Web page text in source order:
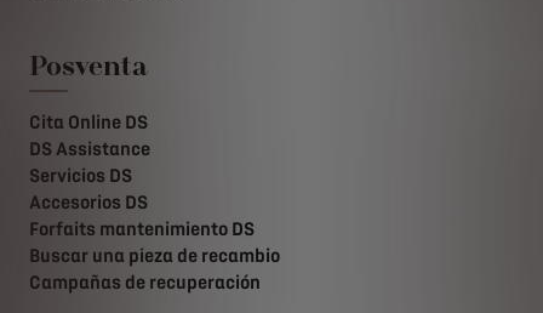
Posventa
Cita Online DS
DS Assistance
Servicios DS
Accesorios DS
Forfaits mantenimiento DS
Buscar una pieza de recambio
Campañas de recuperación